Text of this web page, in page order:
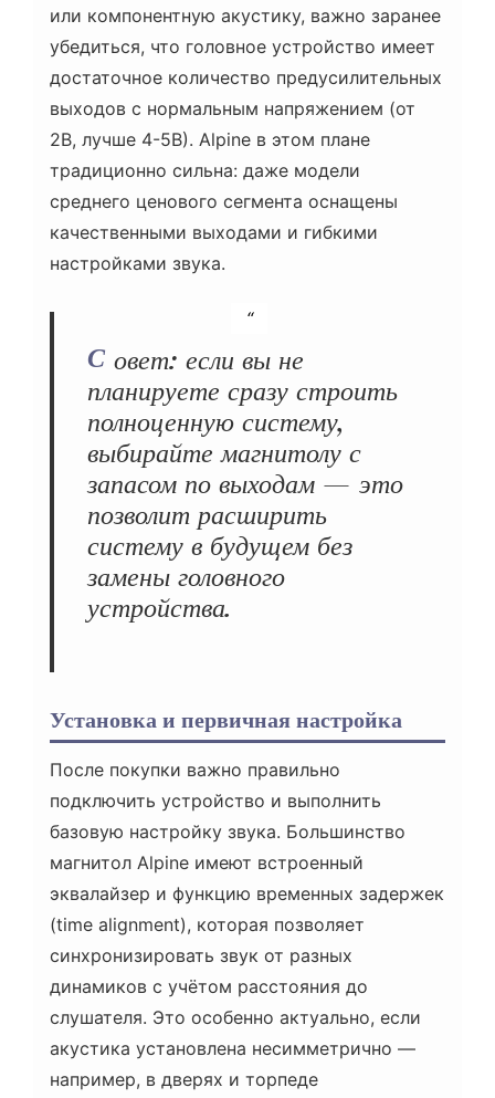
или компонентную акустику, важно заранее
убедиться, что головное устройство имеет
достаточное количество предусилительных
выходов с нормальным напряжением (от
2В, лучше 4-5В). Alpine в этом плане
традиционно сильна: даже модели
среднего ценового сегмента оснащены
качественными выходами и гибкими
настройками звука.
Совет: если вы не
планируете сразу строить
полноценную систему,
выбирайте магнитолу с
запасом по выходам — это
позволит расширить
систему в будущем без
замены головного
устройства.
Установка и первичная настройка
После покупки важно правильно
подключить устройство и выполнить
базовую настройку звука. Большинство
магнитол Alpine имеют встроенный
эквалайзер и функцию временных задержек
(time alignment), которая позволяет
синхронизировать звук от разных
динамиков с учётом расстояния до
слушателя. Это особенно актуально, если
акустика установлена несимметрично —
например, в дверях и торпеде